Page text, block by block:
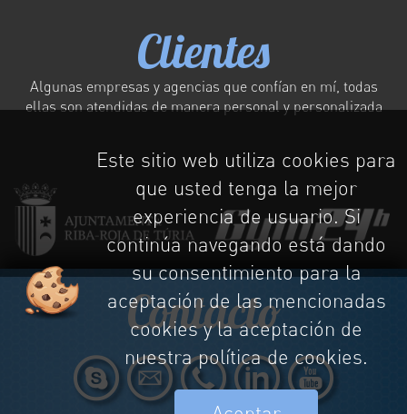
Clientes
Algunas empresas y agencias que confían en mí, todas
ellas son atendidas de manera personal y personalizada
Contacto
Este sitio web utiliza cookies para
que usted tenga la mejor
experiencia de usuario. Si
continúa navegando está dando
su consentimiento para la
aceptación de las mencionadas
cookies y la aceptación de
nuestra política de cookies.